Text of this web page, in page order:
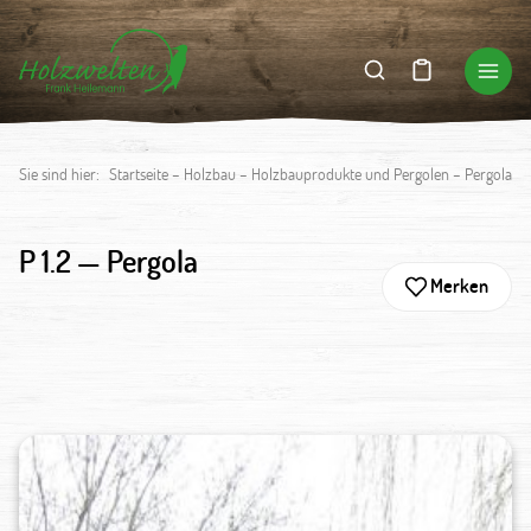
Sie sind hier: Startseite– Holzbau– Holzbauprodukte und Pergolen – Pergola
P 1.2 — Pergola
Merken